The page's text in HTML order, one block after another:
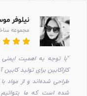
نیلوفر
مجموعه
“با توجه به اهمیت
کاراکابین برای تولید
طراحی شده‌اند و از مواد
شده است که ما بتوانیم